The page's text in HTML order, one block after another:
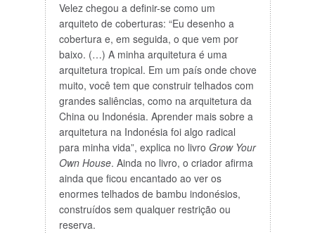
Velez chegou a definir-se como um
arquiteto de coberturas: “Eu desenho a
cobertura e, em seguida, o que vem por
baixo. (…) A minha arquitetura é uma
arquitetura tropical. Em um país onde chove
muito, você tem que construir telhados com
grandes saliências, como na arquitetura da
China ou Indonésia. Aprender mais sobre a
arquitetura na Indonésia foi algo radical
para minha vida”, explica no livro Grow Your
Own House. Ainda no livro, o criador afirma
ainda que ficou encantado ao ver os
enormes telhados de bambu indonésios,
construídos sem qualquer restrição ou
reserva.